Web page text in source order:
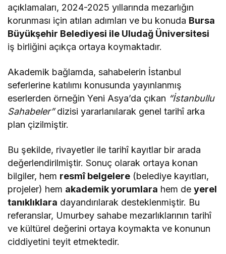
açıklamaları, 2024-2025 yıllarında mezarlığın
korunması için atılan adımları ve bu konuda Bursa
Büyükşehir Belediyesi ile Uludağ Üniversitesi
iş birliğini açıkça ortaya koymaktadır​.
Akademik bağlamda, sahabelerin İstanbul
seferlerine katılımı konusunda yayınlanmış
eserlerden örneğin Yeni Asya’da çıkan “İstanbullu
Sahabeler”dizisi yararlanılarak genel tarihî arka
plan çizilmiştir​.
Bu şekilde, rivayetler ile tarihî kayıtlar bir arada
değerlendirilmiştir. Sonuç olarak ortaya konan
bilgiler, hem resmî belgelere (belediye kayıtları,
projeler) hem akademik yorumlara hem deyerel
tanıklıklara dayandırılarak desteklenmiştir. Bu
referanslar, Umurbey sahabe mezarlıklarının tarihî
ve kültürel değerini ortaya koymakta ve konunun
ciddiyetini teyit etmektedir.